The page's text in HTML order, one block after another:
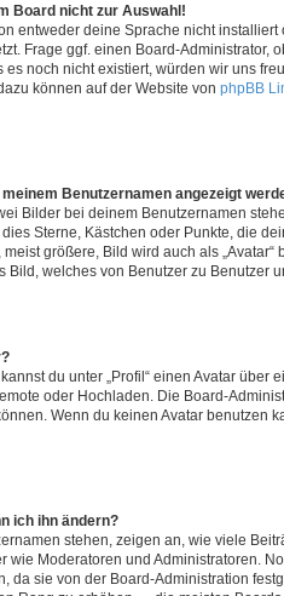
Board nicht zur Auswahl!
entweder deine Sprache nicht
Frage ggf. einen Board-Administrator,
noch nicht existiert, würden wir uns
können auf der Website von phpBB
Benutzernamen angezeigt
Bilder bei deinem Benutzernamen
Sterne, Kästchen oder Punkte, die
größere, Bild wird auch als
Bild, welches von Benutzer zu Benutzer
du unter „Profil“ einen Avatar über
oder Hochladen. Die Board-
Wenn du keinen Avatar benutzen
ich ihn ändern?
stehen, zeigen an, wie viele
wie Moderatoren und Administratoren.
da sie von der Board-Administration